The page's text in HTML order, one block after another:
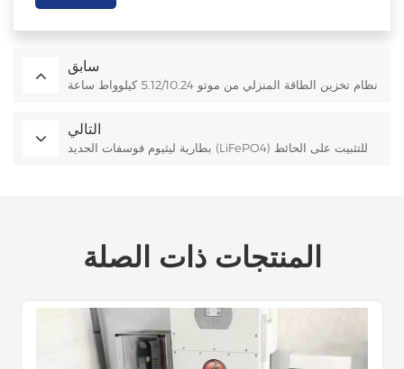
سابق
نظام تخزين الطاقة المنزلي من موتو 5.12/10.24 كيلوواط ساعة
التالي
بطارية ليثيوم فوسفات الحديد (LiFePO4) للتثبيت على الحائط
المنتجات ذات الصلة